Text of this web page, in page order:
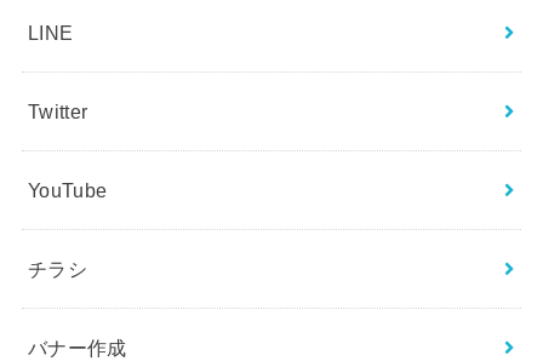
LINE
Twitter
YouTube
チラシ
バナー作成